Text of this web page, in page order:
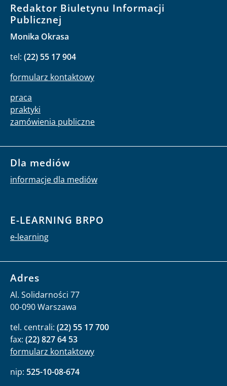
Redaktor Biuletynu Informacji
Publicznej
Monika Okrasa
tel: (22) 55 17 904
formularz kontaktowy
praca
praktyki
zamówienia publiczne
Dla mediów
informacje dla mediów
E-LEARNING BRPO
e-learning
Adres
Al. Solidarności 77
00-090 Warszawa
tel. centrali: (22) 55 17 700
fax: (22) 827 64 53
formularz kontaktowy
nip: 525-10-08-674